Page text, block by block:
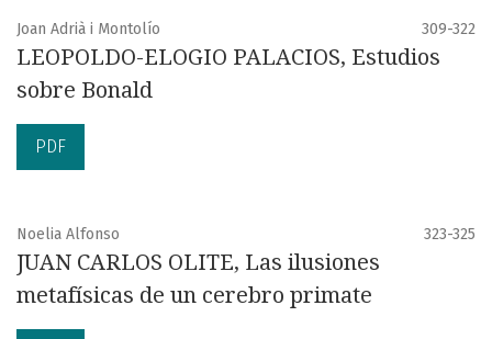
Joan Adrià i Montolío 309-322
LEOPOLDO-ELOGIO PALACIOS, Estudios
sobre Bonald
PDF
Noelia Alfonso 323-325
JUAN CARLOS OLITE, Las ilusiones
metafísicas de un cerebro primate